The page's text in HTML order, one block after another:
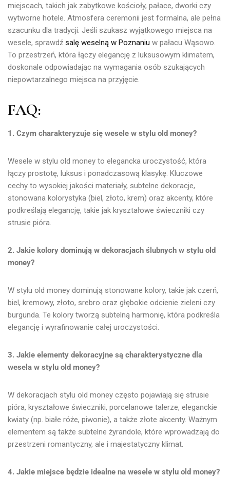
miejscach, takich jak zabytkowe kościoły, pałace, dworki czy
wytworne hotele. Atmosfera ceremonii jest formalna, ale pełna
szacunku dla tradycji. Jeśli szukasz wyjątkowego miejsca na
wesele, sprawdź salę weselną w Poznaniu w pałacu Wąsowo.
To przestrzeń, która łączy elegancję z luksusowym klimatem,
doskonale odpowiadając na wymagania osób szukających
niepowtarzalnego miejsca na przyjęcie.
FAQ:
1. Czym charakteryzuje się wesele w stylu old money?
Wesele w stylu old money to elegancka uroczystość, która
łączy prostotę, luksus i ponadczasową klasykę. Kluczowe
cechy to wysokiej jakości materiały, subtelne dekoracje,
stonowana kolorystyka (biel, złoto, krem) oraz akcenty, które
podkreślają elegancję, takie jak kryształowe świeczniki czy
strusie pióra.
2. Jakie kolory dominują w dekoracjach ślubnych w stylu old
money?
W stylu old money dominują stonowane kolory, takie jak czerń,
biel, kremowy, złoto, srebro oraz głębokie odcienie zieleni czy
burgunda. Te kolory tworzą subtelną harmonię, która podkreśla
elegancję i wyrafinowanie całej uroczystości.
3. Jakie elementy dekoracyjne są charakterystyczne dla
wesela w stylu old money?
W dekoracjach stylu old money często pojawiają się strusie
pióra, kryształowe świeczniki, porcelanowe talerze, eleganckie
kwiaty (np. białe róże, piwonie), a także złote akcenty. Ważnym
elementem są także subtelne żyrandole, które wprowadzają do
przestrzeni romantyczny, ale i majestatyczny klimat.
4. Jakie miejsce będzie idealne na wesele w stylu old money?